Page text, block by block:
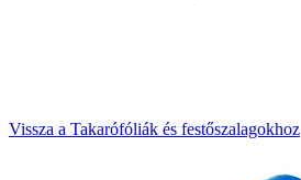
Vissza a Takarófóliák és festőszalagokhoz